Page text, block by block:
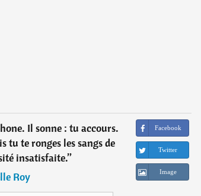
Il sonne : tu accours.
tu te ronges les sangs de
insatisfaite.”
Roy
Facebook
Twitter
Image